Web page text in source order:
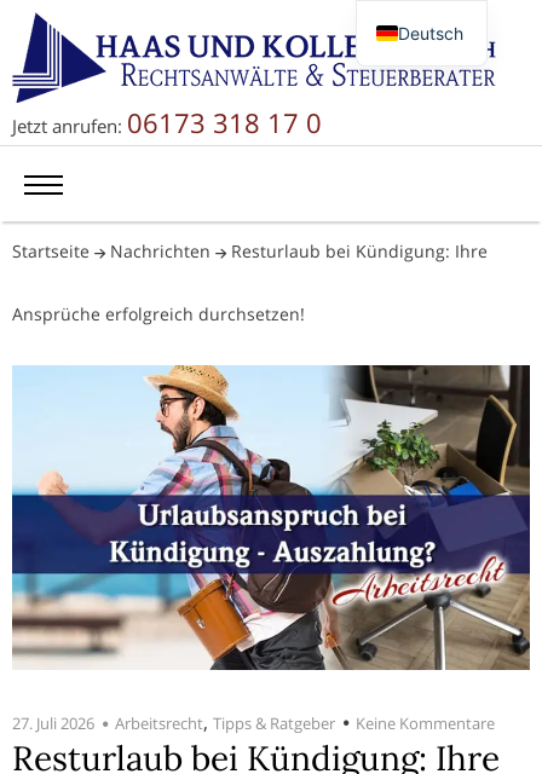
Jetzt anrufen: 06173 318 17 0
Startseite Nachrichten Resturlaub bei Kündigung: Ihre
Ansprüche erfolgreich durchsetzen!
27. Juli 2026 Arbeitsrecht, Tipps & Ratgeber Keine Kommentare
Resturlaub bei Kündigung: Ihre
Deutsch
English
简体中文